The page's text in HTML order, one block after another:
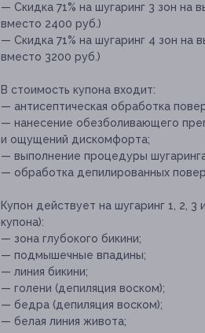
— Скидка 71% на шугаринг 3 зон на
вместо 2400 руб.)
— Скидка 71% на шугаринг 4 зон на
вместо 3200 руб.)
В стоимость купона входит:
— антисептическая обработка
— нанесение обезболивающего
и ощущений дискомфорта;
— выполнение процедуры
— обработка депилированных
Купон действует на шугаринг 1, 2,
купона):
— зона глубокого бикини;
— подмышечные впадины;
— линия бикини;
— голени (депиляция воском);
— бедра (депиляция воском);
— белая линия живота;